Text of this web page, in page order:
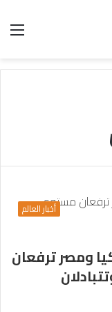
أخبار العالم
ومصر ترفعان